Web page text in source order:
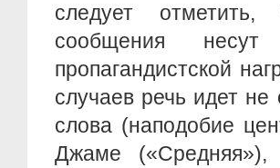
следует
сообщения
пропагандистской
случаев речь идет
слова (наподобие
Джаме